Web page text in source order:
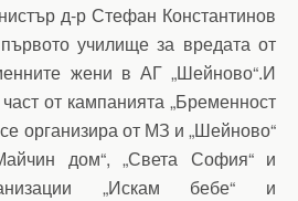
д-р Стефан Константинов
училище за вредата от
жени в АГ „Шейново“.И
от кампанията „Бременност
организира от МЗ и „Шейново“
дом“, „Света София“ и
„Искам бебе“ и